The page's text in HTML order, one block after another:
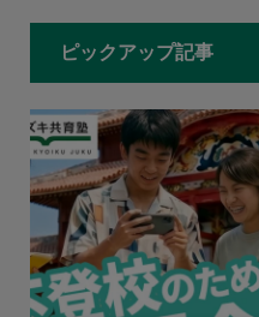
ピックアップ記事